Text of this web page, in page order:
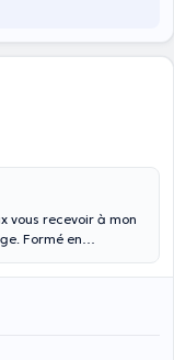
vous recevoir à mon
en
suivi thérapeutique.